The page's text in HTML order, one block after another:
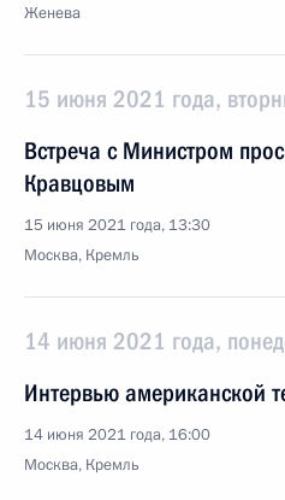
Женева
15 июня 2021 года,
Встреча с Министром
Кравцовым
15 июня 2021 года, 13:30
Москва, Кремль
14 июня 2021 года,
Интервью американской
14 июня 2021 года, 16:00
Москва, Кремль